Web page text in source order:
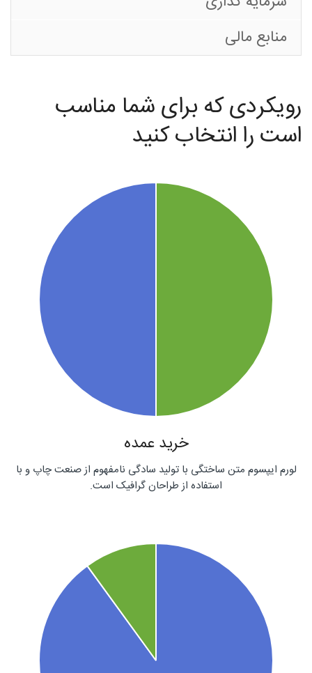
منابع مالی
رویکردی که برای شما مناسب
است را انتخاب کنید
خرید عمده
لورم ایپسوم متن ساختگی با تولید سادگی نامفهوم از صنعت چاپ و با
استفاده از طراحان گرافیک است.